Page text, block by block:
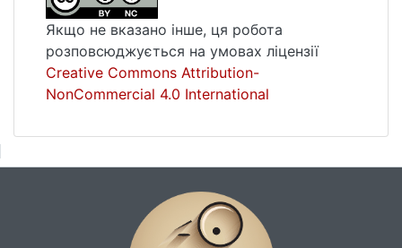
Якщо не вказано інше, ця робота
розповсюджується на умовах ліцензії
Creative Commons Attribution-
NonCommercial 4.0 International